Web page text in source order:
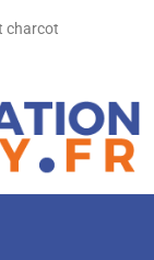
charcot